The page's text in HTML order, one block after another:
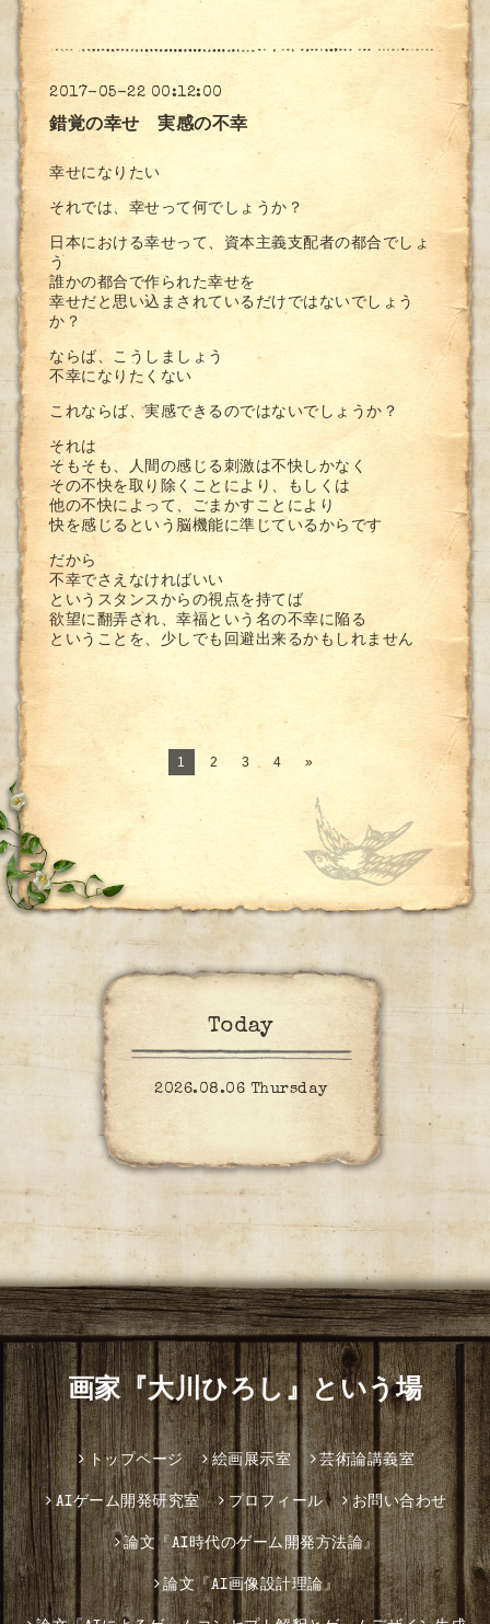
2017-05-22 00:12:00
錯覚の幸せ 実感の不幸
幸せになりたい
それでは、幸せって何でしょうか？
日本における幸せって、資本主義支配者の都合でしょ
う
誰かの都合で作られた幸せを
幸せだと思い込まされているだけではないでしょう
か？
ならば、こうしましょう
不幸になりたくない
これならば、実感できるのではないでしょうか？
それは
そもそも、人間の感じる刺激は不快しかなく
その不快を取り除くことにより、もしくは
他の不快によって、ごまかすことにより
快を感じるという脳機能に準じているからです
だから
不幸でさえなければいい
というスタンスからの視点を持てば
欲望に翻弄され、幸福という名の不幸に陥る
ということを、少しでも回避出来るかもしれません
1 2 3 4 »
Today
2026.08.06 Thursday
画家『大川ひろし』という場
トップページ 絵画展示室 芸術論講義室
AIゲーム開発研究室 プロフィール お問い合わせ
論文『AI時代のゲーム開発方法論』
論文『AI画像設計理論』